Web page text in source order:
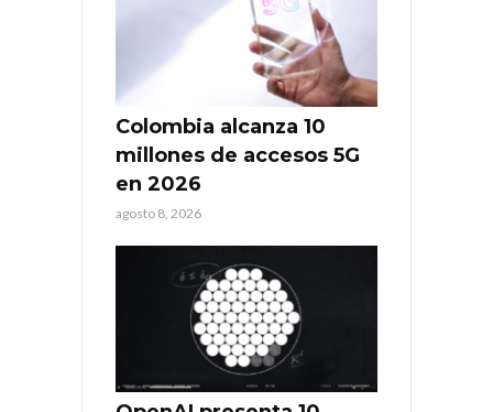
Colombia alcanza 10
millones de accesos 5G
en 2026
agosto 8, 2026